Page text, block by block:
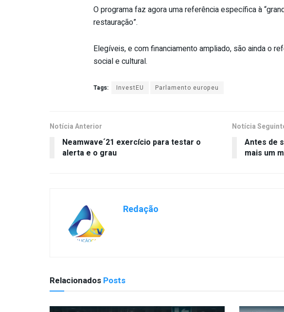
O programa faz agora uma referência específica à
restauração”.
Elegíveis, e com financiamento ampliado, são ainda o
social e cultural.
Tags: InvestEU Parlamento europeu
Notícia Anterior
Neamwave´21 exercício para testar o
alerta e o grau
Notícia
Antes de
mais um
Redação
Relacionados Posts